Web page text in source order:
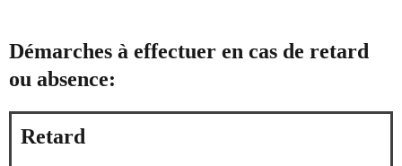
Démarches à effectuer en cas de retard
ou absence:
Retard